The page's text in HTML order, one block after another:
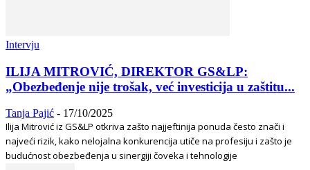
Intervju
ILIJA MITROVIĆ, DIREKTOR GS&LP:
„Obezbeđenje nije trošak, već investicija u zaštitu...
Tanja Pajić - 17/10/2025
Ilija Mitrović iz GS&LP otkriva zašto najjeftinija ponuda često znači i
najveći rizik, kako nelojalna konkurencija utiče na profesiju i zašto je
budućnost obezbeđenja u sinergiji čoveka i tehnologije